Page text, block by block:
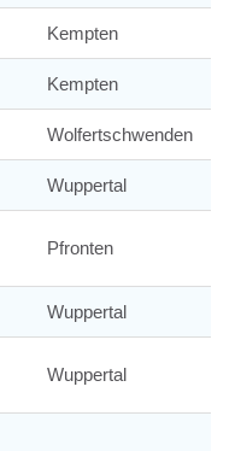
Kempten
Kempten
Wolfertschwenden
Wuppertal
Pfronten
Wuppertal
Wuppertal